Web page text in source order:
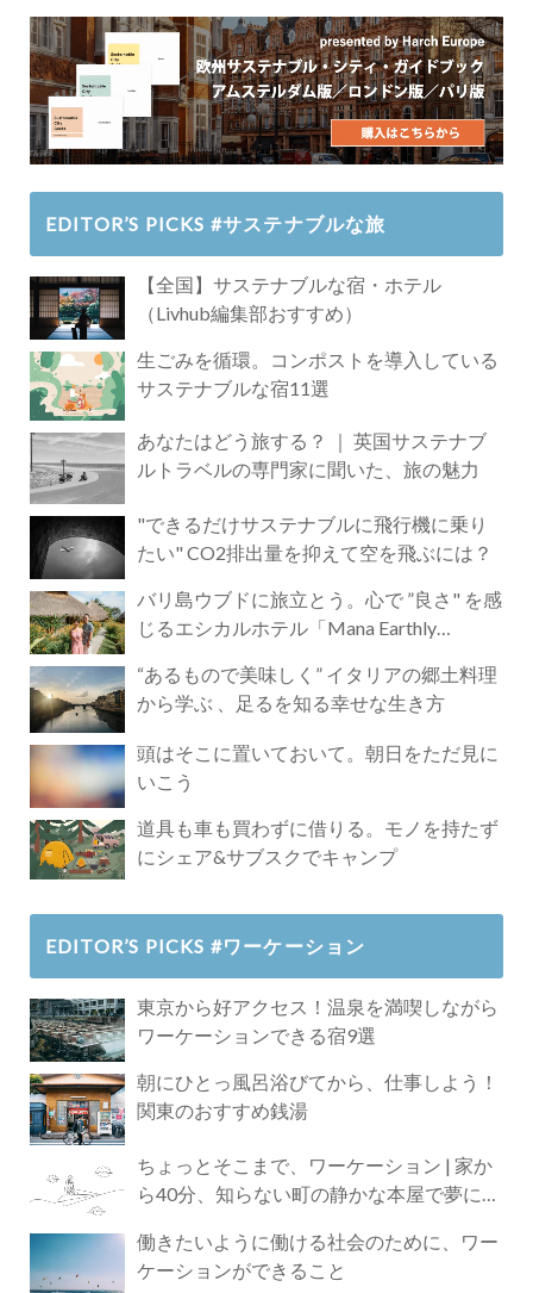
EDITOR’S PICKS #サステナブルな旅
【全国】サステナブルな宿・ホテル
（Livhub編集部おすすめ）
生ごみを循環。コンポストを導入している
サステナブルな宿11選
あなたはどう旅する？ ｜ 英国サステナブ
ルトラベルの専門家に聞いた、旅の魅力
"できるだけサステナブルに飛行機に乗り
たい" CO2排出量を抑えて空を飛ぶには？
バリ島ウブドに旅立とう。心で ”良さ" を感
じるエシカルホテル「Mana Earthly
“あるもので美味しく” イタリアの郷土料理
から学ぶ 、足るを知る幸せな生き方
頭はそこに置いておいて。朝日をただ見に
いこう
道具も車も買わずに借りる。モノを持たず
にシェア&サブスクでキャンプ
EDITOR’S PICKS #ワーケーション
東京から好アクセス！温泉を満喫しながら
ワーケーションできる宿9選
朝にひとっ風呂浴びてから、仕事しよう！
関東のおすすめ銭湯
ちょっとそこまで、ワーケーション | 家か
ら40分、知らない町の静かな本屋で夢に近
働きたいように働ける社会のために、ワー
ケーションができること